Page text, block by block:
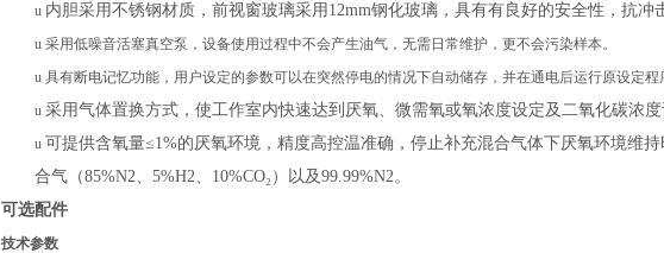
u 内胆采用不锈钢材质，前视窗玻璃采用 12mm钢化玻璃，具有有良好的安全性，抗冲
u 采用低噪音活塞真空泵，设备使用过程中不会产生油气，无需日常维护，更不会污染样本。
u 具有断电记忆功能，用户设定的参数可以在突然停电的情况下自动储存，并在通电后运行原设定程
u 采用气体置换方式，使工作室内快速达到厌氧、微需氧或氧浓度设定及二氧化碳浓度
u 可提供含氧量≤1%的厌氧环境，精度高控温准确，停止补充混合气体下厌氧环境维
合气（85%N2、5%H2、10%CO₂）以及99.99%N2。
可选配件
技术参数